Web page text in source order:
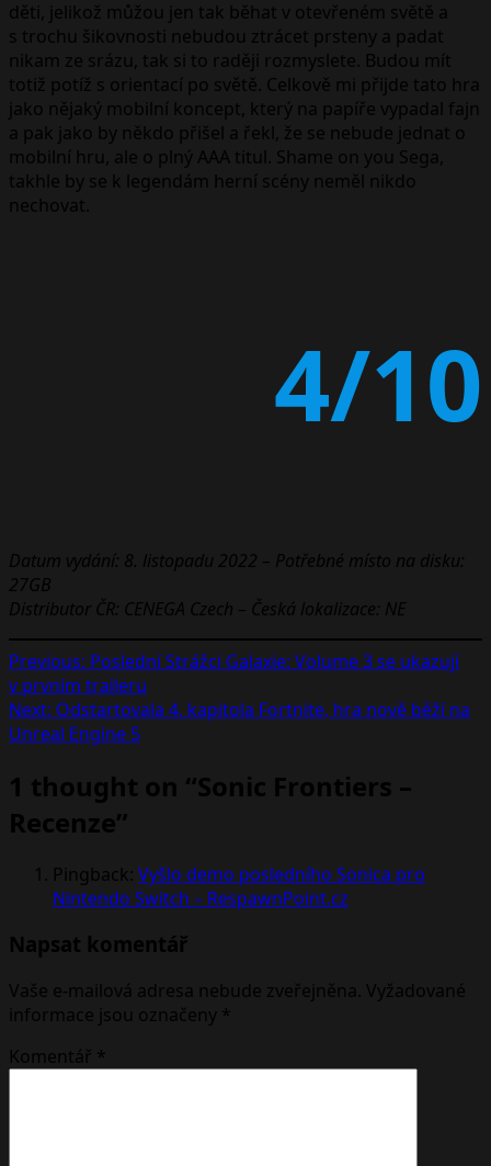
děti, jelikož můžou jen tak běhat v otevřeném světě a
s trochu šikovnosti nebudou ztrácet prsteny a padat
nikam ze srázu, tak si to raději rozmyslete. Budou mít
totiž potíž s orientací po světě. Celkově mi přijde tato hra
jako nějaký mobilní koncept, který na papíře vypadal fajn
a pak jako by někdo přišel a řekl, že se nebude jednat o
mobilní hru, ale o plný AAA titul. Shame on you Sega,
takhle by se k legendám herní scény neměl nikdo
nechovat.
4/10
Datum vydání: 8. listopadu 2022 – Potřebné místo na disku:
27GB
Distributor ČR: CENEGA Czech – Česká lokalizace: NE
Post
navigation
Previous: Poslední Strážci Galaxie: Volume 3 se ukazují
v prvním traileru
Next: Odstartovala 4. kapitola Fortnite, hra nově běží na
Unreal Engine 5
1 thought on “Sonic Frontiers –
Recenze”
Pingback: Vyšlo demo posledního Sonica pro
Nintendo Switch – RespawnPoint.cz
Napsat komentář
Vaše e-mailová adresa nebude zveřejněna. Vyžadované
informace jsou označeny *
Komentář *